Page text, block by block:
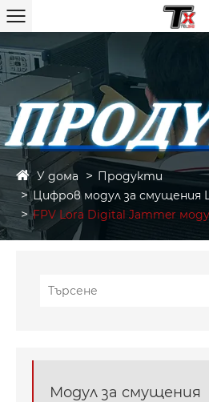
У дома
Продукти
Цифров модул за смущения
FPV Lora Digital Jammer
Модул за смущения